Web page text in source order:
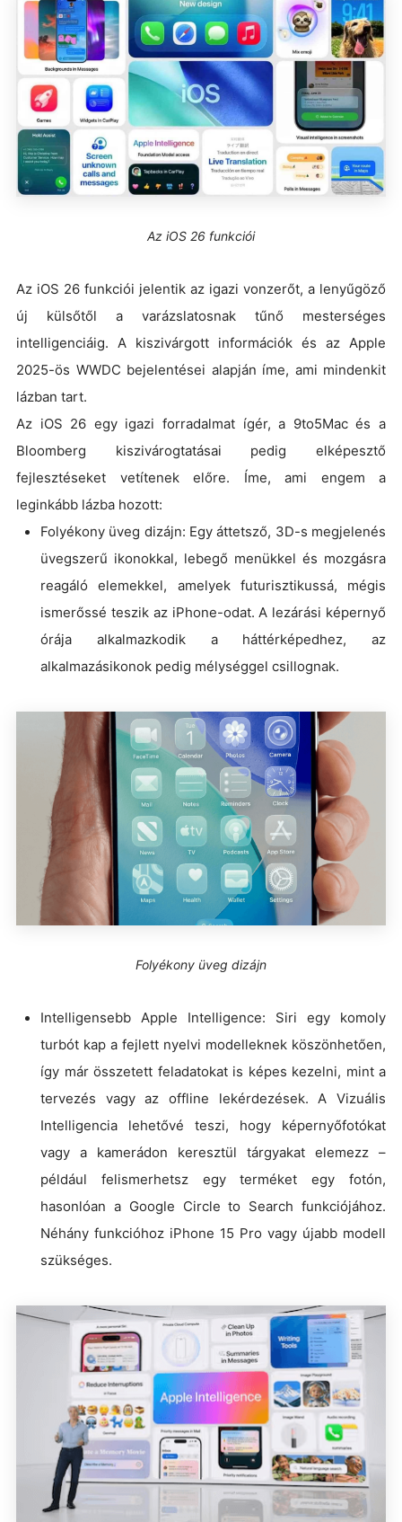
Az iOS 26 funkciói
Az iOS 26 funkciói jelentik az igazi vonzerőt, a lenyűgöző
új külsőtől a varázslatosnak tűnő mesterséges
intelligenciáig. A kiszivárgott információk és az Apple
2025-ös WWDC bejelentései alapján íme, ami mindenkit
lázban tart.
Az iOS 26 egy igazi forradalmat ígér, a 9to5Mac és a
Bloomberg kiszivárogtatásai pedig elképesztő
fejlesztéseket vetítenek előre. Íme, ami engem a
leginkább lázba hozott:
Folyékony üveg dizájn: Egy áttetsző, 3D-s megjelenés
üvegszerű ikonokkal, lebegő menükkel és mozgásra
reagáló elemekkel, amelyek futurisztikussá, mégis
ismerőssé teszik az iPhone-odat. A lezárási képernyő
órája alkalmazkodik a háttérképedhez, az
alkalmazásikonok pedig mélységgel csillognak.
Folyékony üveg dizájn
Intelligensebb Apple Intelligence: Siri egy komoly
turbót kap a fejlett nyelvi modelleknek köszönhetően,
így már összetett feladatokat is képes kezelni, mint a
tervezés vagy az offline lekérdezések. A Vizuális
Intelligencia lehetővé teszi, hogy képernyőfotókat
vagy a kamerádon keresztül tárgyakat elemezz –
például felismerhetsz egy terméket egy fotón,
hasonlóan a Google Circle to Search funkciójához.
Néhány funkcióhoz iPhone 15 Pro vagy újabb modell
szükséges.